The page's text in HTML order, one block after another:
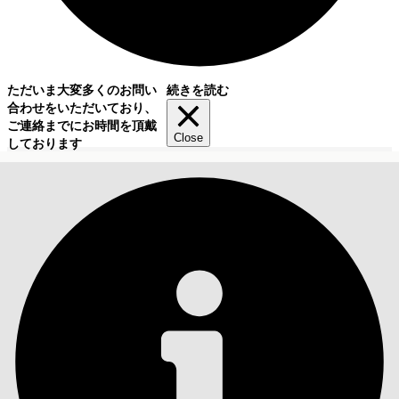
ただいま大変多くのお問い
合わせをいただいており、
ご連絡までにお時間を頂戴
しております
続きを読む
Close
目次